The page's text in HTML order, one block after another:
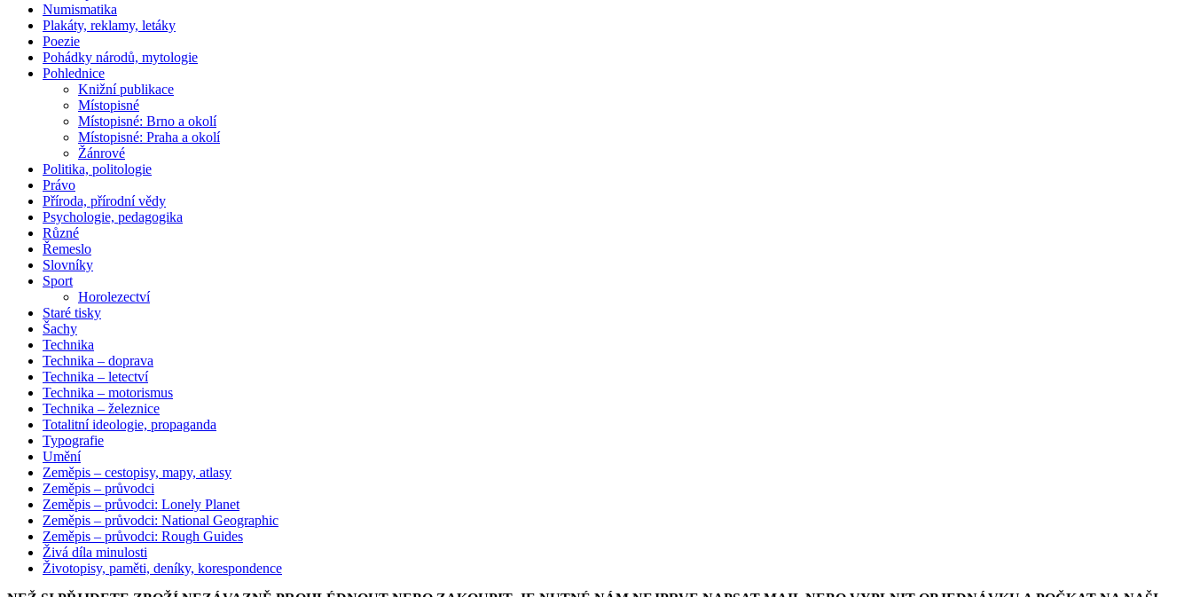
Numismatika
Plakáty, reklamy, letáky
Poezie
Pohádky národů, mytologie
Pohlednice
Knižní publikace
Místopisné
Místopisné: Brno a okolí
Místopisné: Praha a okolí
Žánrové
Politika, politologie
Právo
Příroda, přírodní vědy
Psychologie, pedagogika
Různé
Řemeslo
Slovníky
Sport
Horolezectví
Staré tisky
Šachy
Technika
Technika – doprava
Technika – letectví
Technika – motorismus
Technika – železnice
Totalitní ideologie, propaganda
Typografie
Umění
Zeměpis – cestopisy, mapy, atlasy
Zeměpis – průvodci
Zeměpis – průvodci: Lonely Planet
Zeměpis – průvodci: National Geographic
Zeměpis – průvodci: Rough Guides
Živá díla minulosti
Životopisy, paměti, deníky, korespondence